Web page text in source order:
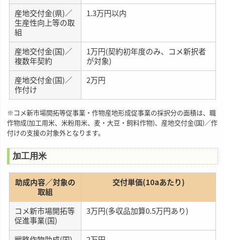
産地交付金(県)／
生産性向上等の取
組
1.3万円以内
産地交付金(国)／
複数年契約
1万円(契約初年度のみ、コメ新択者
が対象)
産地交付金(国)／
作付け
2万円
※コメ新市場開拓等促事業・作物産地形成促事業の採択分の面積は、職
作物成(加工用米、米粉用米、麦・大豆・飼料作物)、産地交付金(国)／作
付けの支援の対象外となります。
加工用米
助成内容／対象の
取組
交付単価(10aあたり)
コメ新市場開拓等
促進事業(国)
3万円(多収品加算0.5万円あり)